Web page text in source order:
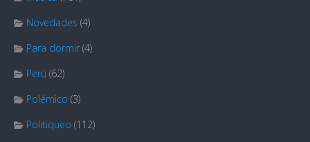
Novedades (4)
Para dormir (4)
Perú (62)
Polémico (3)
Politiqueo (112)